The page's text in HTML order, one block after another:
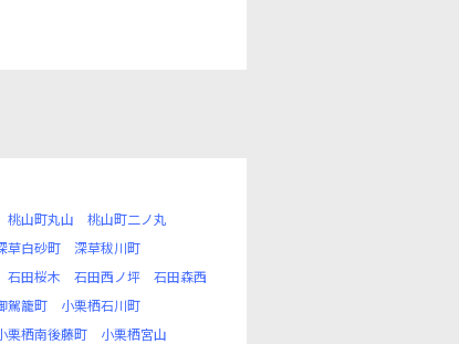
桃山町丸山
桃山町二ノ丸
草白砂町
深草秡川町
石田桜木 石田西ノ坪
石田森西
駕籠町
小栗栖石川町
栗栖南後藤町
小栗栖宮山